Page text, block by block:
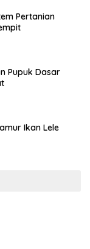
Pertanian
Pupuk Dasar
Ikan Lele